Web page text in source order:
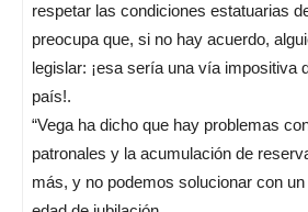
respetar las condiciones estatuarias
preocupa que, si no hay acuerdo,
legislar: ¡esa sería una vía impositiva
país!.
“Vega ha dicho que hay problemas
patronales y la acumulación de
más, y no podemos solucionar con